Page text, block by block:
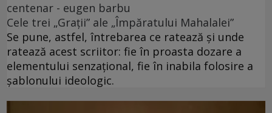
centenar - eugen barbu
Cele trei „Grații” ale „Împăratului Mahalalei”
Se pune, astfel, întrebarea ce ratează și unde
ratează acest scriitor: fie în proasta dozare a
elementului senzațional, fie în inabila folosire a
șablonului ideologic.